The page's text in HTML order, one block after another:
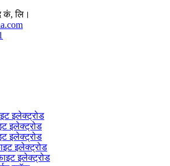
कं, लि।
इलेक्ट्रोड
इलेक्ट्रोड
इलेक्ट्रोड
इलेक्ट्रोड
इलेक्ट्रोड